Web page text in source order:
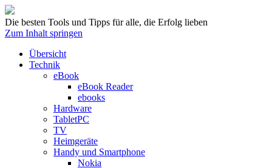
Die besten Tools und Tipps für alle, die Erfolg lieben
Zum Inhalt springen
Übersicht
Technik
eBook
eBook Reader
ebooks
Hardware
TabletPC
TV
Heimgeräte
Handy und Smartphone
Nokia